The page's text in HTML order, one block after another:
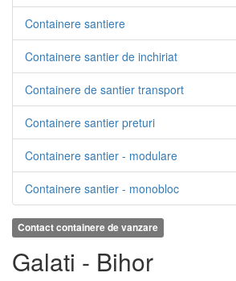
Containere santiere
Containere santier de inchiriat
Containere de santier transport
Containere santier preturi
Containere santier - modulare
Containere santier - monobloc
Contact containere de vanzare
Galati - Bihor